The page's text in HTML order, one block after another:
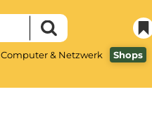
Computer & Netzwerk Shops